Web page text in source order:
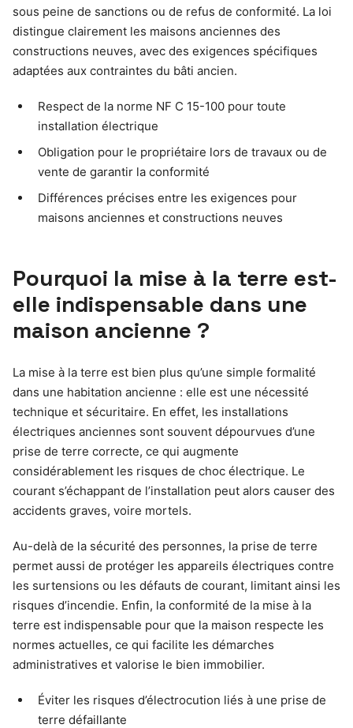
sous peine de sanctions ou de refus de conformité. La loi
distingue clairement les maisons anciennes des
constructions neuves, avec des exigences spécifiques
adaptées aux contraintes du bâti ancien.
Respect de la norme NF C 15-100 pour toute
installation électrique
Obligation pour le propriétaire lors de travaux ou de
vente de garantir la conformité
Différences précises entre les exigences pour
maisons anciennes et constructions neuves
Pourquoi la mise à la terre est-
elle indispensable dans une
maison ancienne ?
La mise à la terre est bien plus qu’une simple formalité
dans une habitation ancienne : elle est une nécessité
technique et sécuritaire. En effet, les installations
électriques anciennes sont souvent dépourvues d’une
prise de terre correcte, ce qui augmente
considérablement les risques de choc électrique. Le
courant s’échappant de l’installation peut alors causer des
accidents graves, voire mortels.
Au-delà de la sécurité des personnes, la prise de terre
permet aussi de protéger les appareils électriques contre
les surtensions ou les défauts de courant, limitant ainsi les
risques d’incendie. Enfin, la conformité de la mise à la
terre est indispensable pour que la maison respecte les
normes actuelles, ce qui facilite les démarches
administratives et valorise le bien immobilier.
Éviter les risques d’électrocution liés à une prise de
terre défaillante